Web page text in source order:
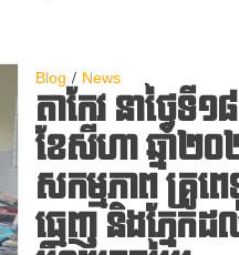
Blog News
តាកែវ នាថ្ងៃ
ខែសីហា ឆ្នាំ២០
សកម្មភាព គ្រូព
ធ្មេញ និងភ្នែក